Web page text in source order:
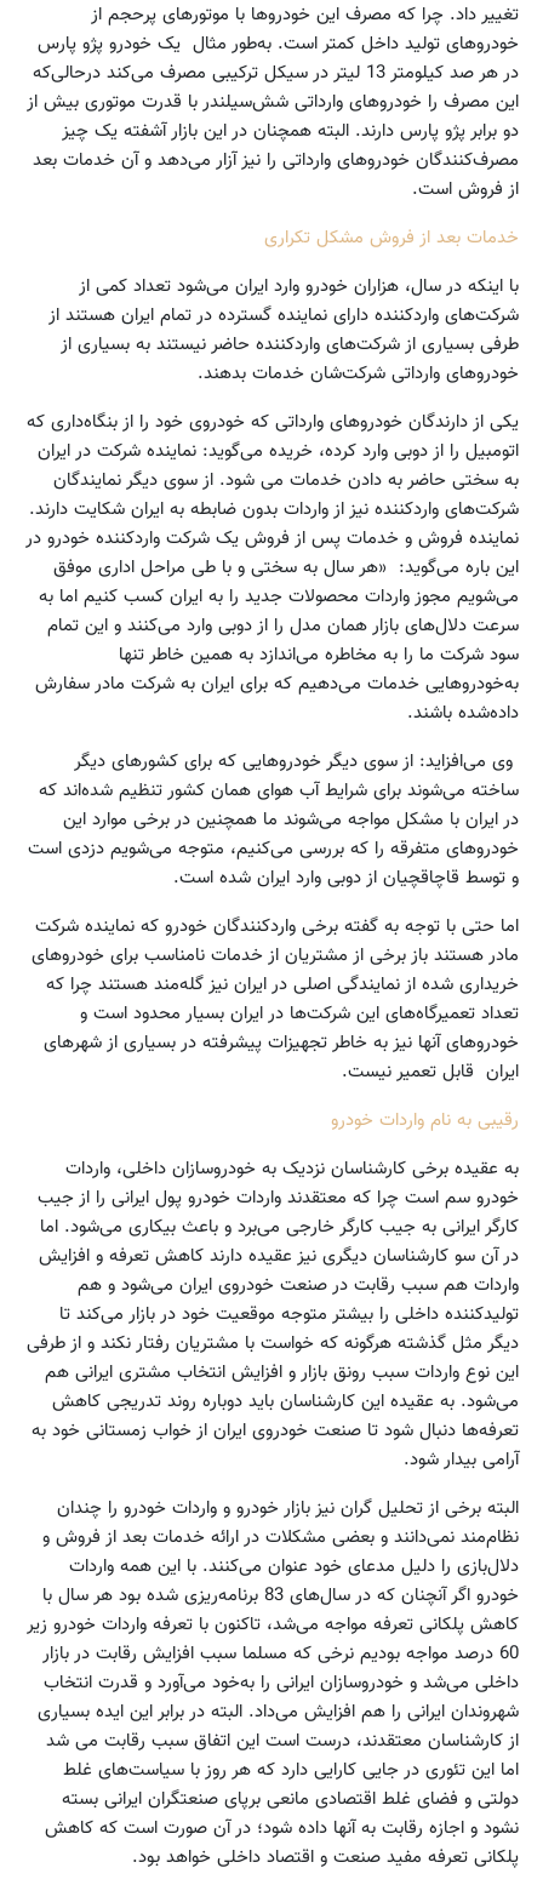
تغییر داد. چرا که مصرف این خودروها با موتورهای پرحجم از
خودروهای تولید داخل کمتر است. به‌طور مثال ‌ یک خودرو پژو پارس
در هر صد کیلومتر 13 لیتر در سیکل ترکیبی مصرف می‌کند درحالی‌که
این مصرف را خودروهای وارداتی شش‌سیلندر با قدرت موتوری بیش از
دو برابر پژو پارس دارند. البته همچنان در این بازار آشفته یک چیز
مصرف‌کنندگان خودروهای وارداتی را نیز آزار می‌دهد و آن خدمات بعد
از فروش است.
خدمات بعد از فروش مشکل تکراری
با اینکه در سال، هزاران خودرو وارد ایران می‌شود تعداد کمی از
شرکت‌های وارد‌کننده دارای نماینده گسترده در تمام ایران هستند از
طرفی بسیاری از شرکت‌های وارد‌کننده حاضر نیستند به بسیاری از
خودروهای وارداتی شرکت‌شان خدمات بدهند.
یکی از دارندگان خودروهای وارداتی که خودروی خود را از بنگاه‌داری که
اتومبیل را از دوبی وارد کرده، خریده می‌گوید: نماینده شرکت در ایران
به سختی حاضر به دادن خدمات می شود. از سوی دیگر نمایندگان
شرکت‌های وارد‌کننده نیز از واردات بدون ضابطه به ایران شکایت دارند.
نماینده فروش و خدمات پس از فروش یک شرکت وارد‌کننده خودرو در
این باره می‌گوید: «هر سال به سختی و با طی مراحل اداری موفق
می‌شویم مجوز واردات محصولات جدید را به ایران کسب کنیم اما به
سرعت دلال‌های بازار همان مدل را از دوبی وارد می‌کنند و این تمام
سود شرکت ما را به مخاطره می‌اندازد به همین خاطر تنها
به‌خودروهایی خدمات می‌دهیم که برای ایران به شرکت مادر سفارش
داده‌شده باشند.
وی می‌افزاید: از سوی دیگر خودروهایی که برای کشورهای دیگر
ساخته می‌شوند برای شرایط آب هوای همان کشور تنظیم شده‌اند که
در ایران با مشکل مواجه می‌شوند ما همچنین در برخی موارد این
خودروهای متفرقه را که بررسی می‌کنیم، متوجه می‌شویم دزدی است
و توسط قاچاقچیان از دوبی وارد ایران شده است.
اما حتی با توجه به گفته برخی وارد‌کنندگان خودرو که نماینده شرکت
مادر هستند باز برخی از مشتریان از خدمات نامناسب برای خودروهای
خریداری شده از نمایندگی اصلی در ایران نیز گله‌مند هستند چرا که
تعداد تعمیرگاه‌های این شرکت‌ها در ایران بسیار محدود است و
خودروهای آنها نیز به خاطر تجهیزات پیشرفته در بسیاری از شهرهای
ایران ‌ قابل تعمیر نیست.
رقیبی به نام واردات خودرو
به عقیده برخی کارشناسان نزدیک به ‌خودرو‌سازان داخلی، واردات
خودرو سم است چرا که معتقدند واردات خودرو پول ایرانی را از جیب
کارگر ایرانی به جیب کارگر خارجی می‌برد و باعث بیکاری می‌شود. اما
در آن سو کارشناسان دیگری نیز عقیده دارند کاهش تعرفه و افزایش
واردات هم سبب رقابت در صنعت خودروی ایران می‌شود و هم
تولید‌کننده داخلی را بیشتر متوجه موقعیت خود در بازار می‌کند تا
دیگر مثل گذشته هرگونه که خواست با مشتریان رفتار نکند و از طرفی
این نوع واردات سبب رونق بازار و افزایش انتخاب مشتری ایرانی هم
می‌شود. به عقیده این کارشناسان باید دوباره روند تدریجی کاهش
تعرفه‌ها دنبال شود تا صنعت خودروی ایران از خواب زمستانی خود به
آرامی بیدار شود.
البته برخی از تحلیل گران نیز بازار خودرو و واردات خودرو را چندان
نظام‌مند نمی‌دانند و بعضی مشکلات در ارائه خدمات بعد از فروش و
دلال‌بازی را دلیل مدعای خود عنوان می‌کنند. با این همه واردات
خودرو اگر آنچنان که در سال‌های 83 برنامه‌ریزی شده بود هر سال با
کاهش پلکانی تعرفه مواجه می‌شد، تا‌کنون با تعرفه واردات خودرو زیر
60 درصد مواجه بودیم نرخی که مسلما سبب افزایش رقابت در بازار
داخلی می‌شد و خودرو‌سازان ایرانی را به‌خود می‌آورد و قدرت انتخاب
شهروندان ایرانی را هم افزایش می‌داد. البته در برابر این ایده بسیاری
از کارشناسان معتقدند، درست است این اتفاق سبب رقابت می شد
اما این تئوری در جایی کارایی دارد که هر روز با سیاست‌های غلط
دولتی و فضای غلط اقتصادی مانعی برپای صنعتگران ایرانی بسته
نشود و اجازه رقابت به آنها داده شود؛ در آن صورت است که کاهش
پلکانی تعرفه مفید صنعت و اقتصاد داخلی خواهد بود.